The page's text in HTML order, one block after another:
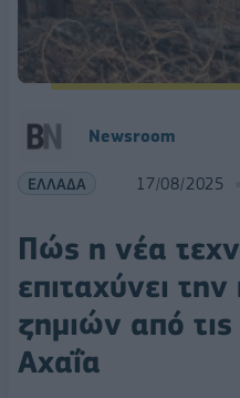
Newsroom
ΕΛΛΑΔΑ 17/08/2025
Πώς η νέα
επιταχύνει
ζημιών από
Αχαΐα